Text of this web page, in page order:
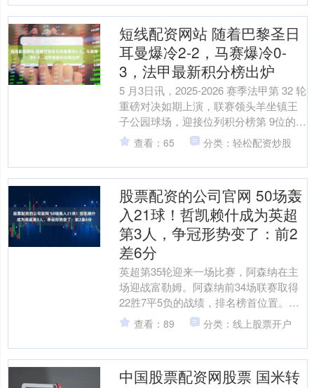
短线配资网站 随着巴黎圣日
耳曼爆冷2-2，马赛爆冷0-
3，法甲最新积分榜出炉
5 月3日讯，2025-2026 赛季法甲第 32 轮
重磅对决如期上演，联赛领头羊坐镇王
子公园球场，迎接位列积分榜第 9位的洛
里昂上门挑战。大巴黎本赛季统治力
稳....
查看：65 分类：轻松配资炒股
股票配资的公司官网 50场轰
入21球！哲凯赖什成为英超
第3人，争冠形势变了：前2
差6分
英超第35轮迎来一场比赛，阿森纳在主
场迎战富勒姆。阿森纳前34场联赛取得
22胜7平5负的战绩，排名榜首位置。阿
森纳与曼城的冠军之争非常激烈。剩下
为数不多的比赛对....
查看：89 分类：线上股票开户
中国股票配资网股票 国米转